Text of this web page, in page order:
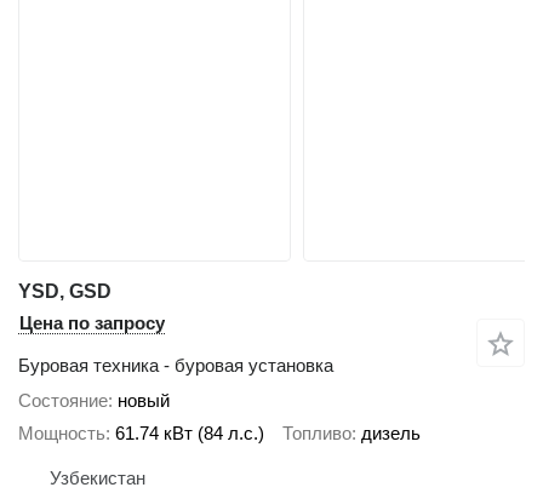
YSD, GSD
Цена по запросу
Буровая техника - буровая установка
Состояние новый
Мощность 61.74 кВт (84 л.с.) Топливо дизель
Узбекистан